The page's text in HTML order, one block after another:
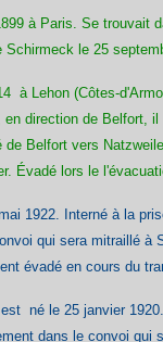
à Paris. Se trouvait
Schirmeck le 25
à Lehon (Côtes-
en direction de Belfort,
Belfort vers
Évadé lors le
1922. Interné à la
qui sera mitraillé
évadé en cours du
né le 25 janvier
dans le convoi